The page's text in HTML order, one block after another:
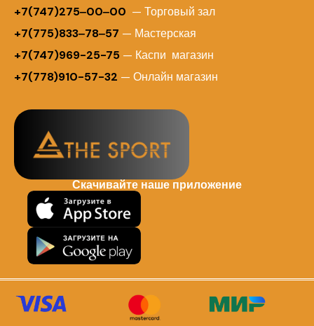
+7(747)275‒00‒00 — Торговый зал
+7(775)833‒78‒57 — Мастерская
+7(747)969-25-75 — Каспи магазин
+7(778)910-57-32 — Онлайн магазин
Скачивайте наше приложение